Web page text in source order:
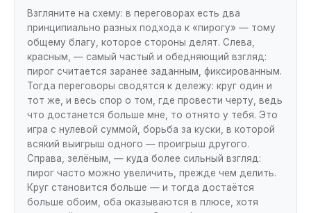
Взгляните на схему: в переговорах есть два
принципиально разных подхода к «пирогу» — тому
общему благу, которое стороны делят. Слева,
красным, — самый частый и обедняющий взгляд:
пирог считается заранее заданным, фиксированным.
Тогда переговоры сводятся к дележу: круг один и
тот же, и весь спор о том, где провести черту, ведь
что достанется больше мне, то отнято у тебя. Это
игра с нулевой суммой, борьба за куски, в которой
всякий выигрыш одного — проигрыш другого.
Справа, зелёным, — куда более сильный взгляд:
пирог часто можно увеличить, прежде чем делить.
Круг становится больше — и тогда достаётся
больше обоим, оба оказываются в плюсе, хотя